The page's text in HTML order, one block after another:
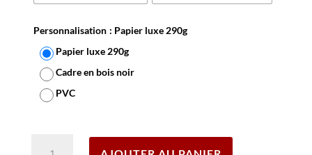
Personnalisation : Papier luxe 290g
Papier luxe 290g
Cadre en bois noir
PVC